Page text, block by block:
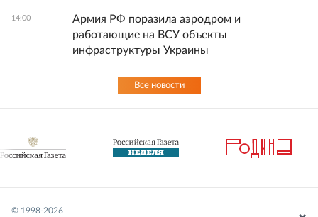
14:00
Армия РФ поразила аэродром и
работающие на ВСУ объекты
инфраструктуры Украины
Все новости
© 1998-2026